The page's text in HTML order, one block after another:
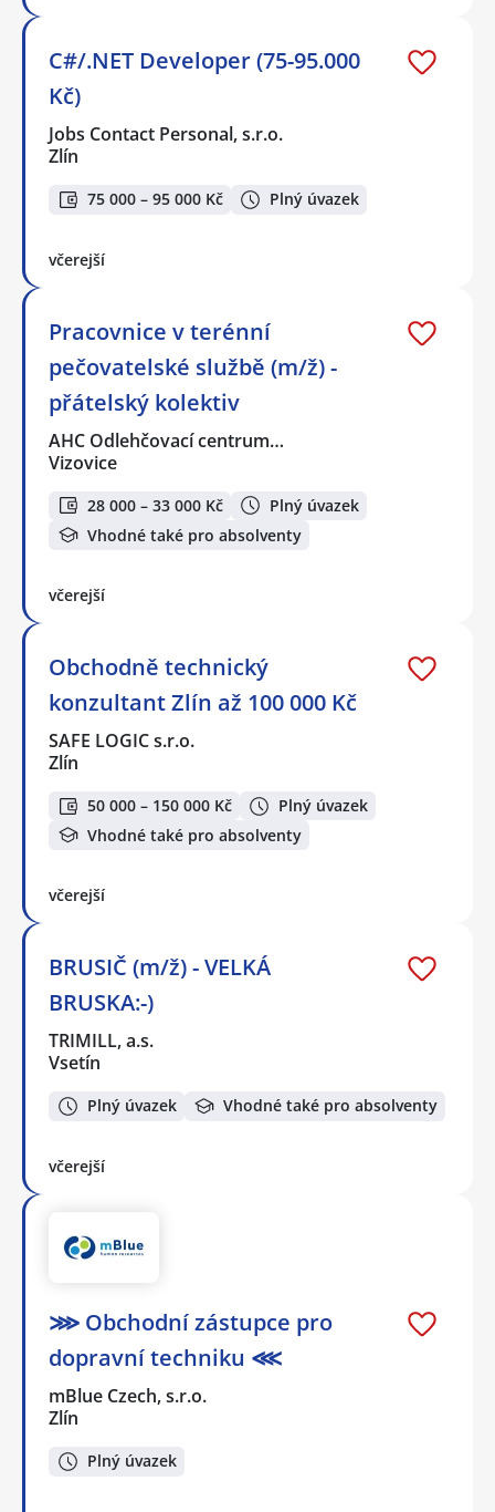
C#/.NET Developer (75-95.000
Kč)
Jobs Contact Personal, s.r.o.
Zlín
75 000 – 95 000 Kč Plný úvazek
včerejší
Pracovnice v terénní
pečovatelské službě (m/ž) -
přátelský kolektiv
AHC Odlehčovací centrum…
Vizovice
28 000 – 33 000 Kč
Plný úvazek
Vhodné také pro absolventy
včerejší
Obchodně technický
konzultant Zlín až 100 000 Kč
SAFE LOGIC s.r.o.
Zlín
50 000 – 150 000 Kč
Plný úvazek
Vhodné také pro absolventy
včerejší
BRUSIČ (m/ž) - VELKÁ
BRUSKA:-)
TRIMILL, a.s.
Vsetín
Plný úvazek Vhodné také pro absolventy
včerejší
⋙ Obchodní zástupce pro
dopravní techniku ⋘
mBlue Czech, s.r.o.
Zlín
Plný úvazek